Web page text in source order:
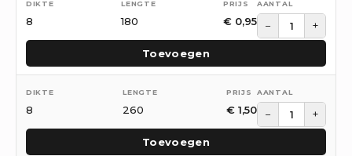
8 180 € 0,95 − +
Toevoegen
8 260 € 1,50 − +
Toevoegen